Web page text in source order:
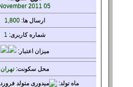
05 November 2011
ارسال ها:1,800
شماره کاربری: 1
میزاناعتبار:
محل سکونت:تهران
ماه تولد: